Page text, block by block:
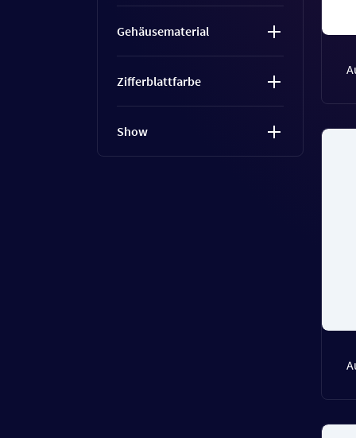
Gehäusematerial
Zifferblattfarbe
Show